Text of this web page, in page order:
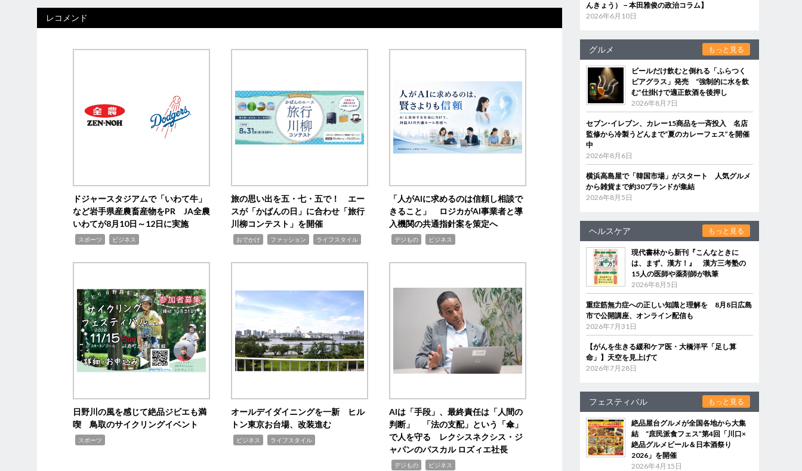
レコメンド
ドジャースタジアムで「いわて牛」
など岩手県産農畜産物をPR JA全農
いわてが8月10日～12日に実施
スポーツ ビジネス
旅の思い出を五・七・五で！ エー
スが「かばんの日」に合わせ「旅行
川柳コンテスト」を開催
おでかけ ファッション ライフスタイル
「人がAIに求めるのは信頼し相談で
きること」 ロジカがAI事業者と導
入機関の共通指針案を策定へ
デジもの ビジネス
日野川の風を感じて絶品ジビエも満
喫 鳥取のサイクリングイベント
スポーツ
オールデイダイニングを一新 ヒル
トン東京お台場、改装進む
ビジネス ライフスタイル
AIは「手段」、最終責任は「人間の
判断」 「法の支配」という「傘」
で人を守る レクシスネクシス・ジ
ャパンのパスカル ロズィエ社長
デジもの ビジネス
んきょう）－本田雅俊の政治コラム】
2026年6月10日
グルメ もっと見る
ビールだけ飲むと倒れる「ふらつく
ビアグラス」発売 “強制的に水を飲
む”仕掛けで適正飲酒を後押し
2026年8月7日
セブン‐イレブン、カレー15商品を一斉投入 名店
監修から冷製うどんまで“夏のカレーフェス”を開催
中
2026年8月6日
横浜高島屋で「韓国市場」がスタート 人気グルメ
から雑貨まで約30ブランドが集結
2026年8月5日
ヘルスケア もっと見る
現代書林から新刊『こんなときに
は、まず、漢方！』 漢方三考塾の
15人の医師や薬剤師が執筆
2026年8月5日
重症筋無力症への正しい知識と理解を 8月8日広島
市で公開講座、オンライン配信も
2026年7月31日
【がんを生きる緩和ケア医・大橋洋平「足し算
命」】天空を見上げて
2026年7月28日
フェスティバル もっと見る
絶品屋台グルメが全国各地から大集
結 “庶民派食フェス”第4回「川口×
絶品グルメビール＆日本酒祭り
2026」を開催
2026年4月15日